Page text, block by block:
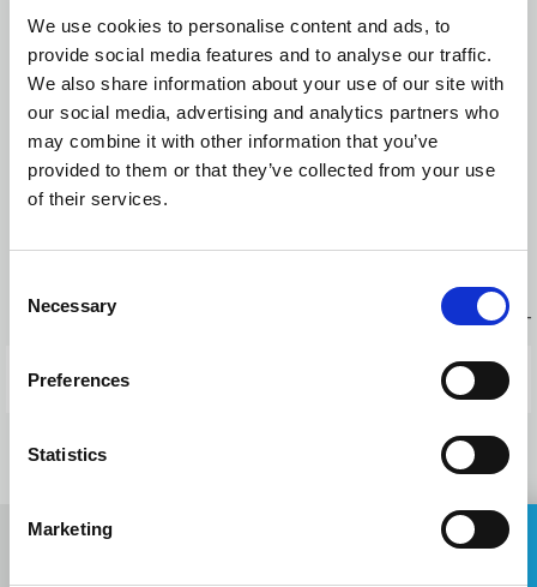
We use cookies to personalise content and ads, to
provide social media features and to analyse our traffic.
We also share information about your use of our site with
our social media, advertising and analytics partners who
may combine it with other information that you’ve
provided to them or that they’ve collected from your use
of their services.
Selection
Necessary
Preferences
Statistics
Marketing
and return to full normality.
#StayStrong #StaySafe
Press releases
ANNOUNCEMENT​ CoVID-19​
PREVIOUS POST
NEXT POST